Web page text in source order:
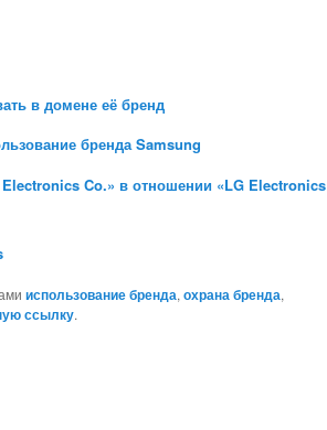
в домене её бренд
бренда Samsung
Co.» в отношении «LG Electronics
использование бренда,охрана бренда,
ссылку.